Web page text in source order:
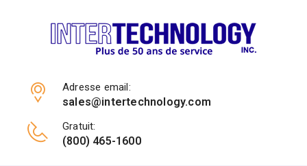
Adresse email:
sales@intertechnology.com
Gratuit:
(800) 465-1600